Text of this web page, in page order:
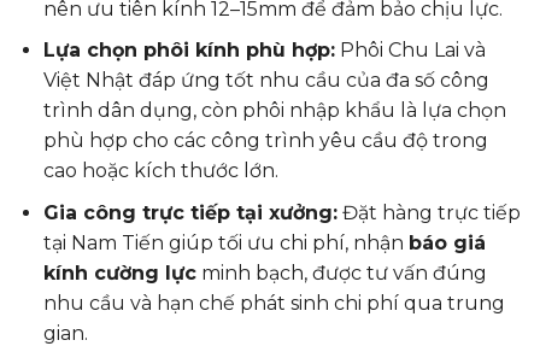
nên ưu tiên kính 12–15mm để đảm bảo chịu lực.
Lựa chọn phôi kính phù hợp:Phôi Chu Lai và
Việt Nhật đáp ứng tốt nhu cầu của đa số công
trình dân dụng, còn phôi nhập khẩu là lựa chọn
phù hợp cho các công trình yêu cầu độ trong
cao hoặc kích thước lớn.
Gia công trực tiếp tại xưởng:Đặt hàng trực tiếp
tại Nam Tiến giúp tối ưu chi phí, nhận báo giá
kính cường lựcminh bạch, được tư vấn đúng
nhu cầu và hạn chế phát sinh chi phí qua trung
gian.